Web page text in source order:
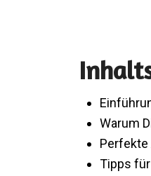
Warum
Perfekte
Tipps